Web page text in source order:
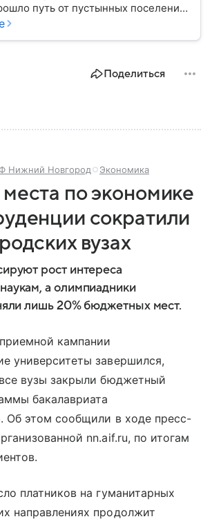
путь от пустынных поселений
богатых и влиятельных центров
важное по теме.Поделиться
Нижний Новгород Экономика
по экономике
сократили
вузах
рост интереса
а олимпиадники
лишь 20% бюджетных мест.
кампании
университеты завершился,
вузы закрыли бюджетный
бакалавриата
Об этом сообщили в ходе пресс-
nn.aif.ru, по итогам
платников на гуманитарных
направлениях продолжит